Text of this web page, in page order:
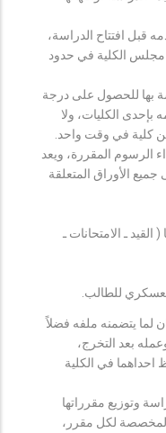
قبل افتتاح الدراسة،
مجلس الكلية في حدود
بها للحصول على درجة
بإحدى الكليات، ولا
كلية في وقت واحد.
الرسوم المقررة، ويعد
الأوراق المتعلقة
ـ الامتحانات ـ
للطالب.
يتضمنه ملفه فضلاً
بعد التخرج،
في الكلية
وتوزيع مقرراتها
لكل مقرر،